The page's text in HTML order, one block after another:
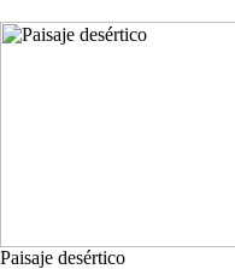
Paisaje desértico